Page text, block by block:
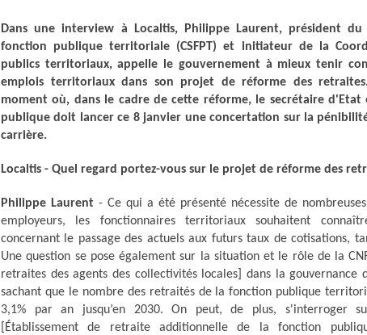
Dans une interview à Localtis, Philippe Laurent, président
fonction publique territoriale (CSFPT) et initiateur de la
publics territoriaux, appelle le gouvernement à mieux tenir
emplois territoriaux dans son projet de réforme des
moment où, dans le cadre de cette réforme, le secrétaire d'Etat
publique doit lancer ce 8 janvier une concertation sur la
carrière.
Localtis - Quel regard portez-vous sur le projet de réforme des
Philippe Laurent - Ce qui a été présenté nécessite de
employeurs, les fonctionnaires territoriaux souhaitent
concernant le passage des actuels aux futurs taux de cotisations,
Une question se pose également sur la situation et le rôle de la
retraites des agents des collectivités locales] dans la gouvernance
sachant que le nombre des retraités de la fonction publique
3,1% par an jusqu’en 2030. On peut, de plus, s'interroger
[Établissement de retraite additionnelle de la fonction